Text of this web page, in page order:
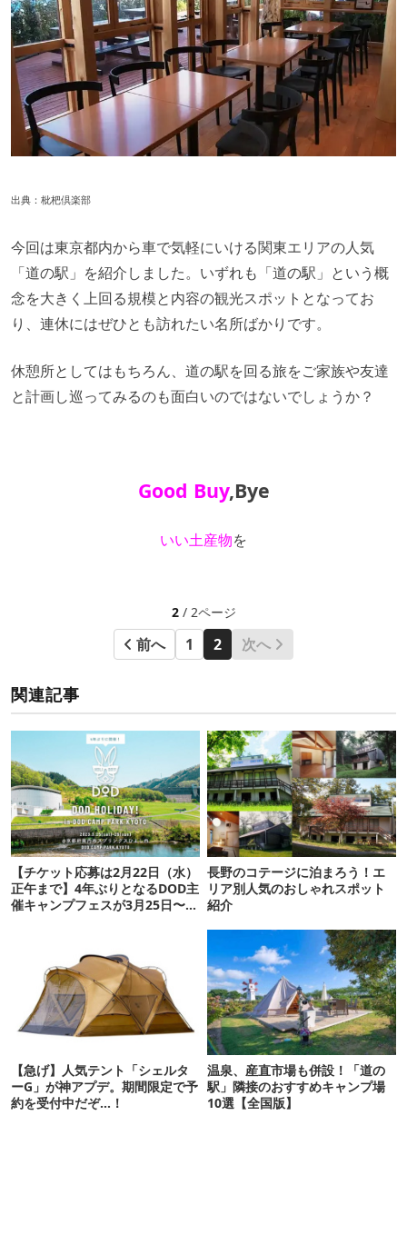
出典： 枇杷倶楽部
今回は東京都内から車で気軽にいける関東エリアの人気
「道の駅」を紹介しました。いずれも「道の駅」という概
念を大きく上回る規模と内容の観光スポットとなってお
り、連休にはぜひとも訪れたい名所ばかりです。
休憩所としてはもちろん、道の駅を回る旅をご家族や友達
と計画し巡ってみるのも面白いのではないでしょうか？
Good Buy,Bye
いい土産物を
2/ 2ページ
前へ 1 2 次へ
関連記事
【チケット応募は2月22日（水）
正午まで】4年ぶりとなるDOD主
催キャンプフェスが3月25日〜
長野のコテージに泊まろう！エ
リア別人気のおしゃれスポット
紹介
【急げ】人気テント「シェルタ
ーG」が神アプデ。期間限定で予
約を受付中だぞ…！
温泉、産直市場も併設！「道の
駅」隣接のおすすめキャンプ場
10選【全国版】